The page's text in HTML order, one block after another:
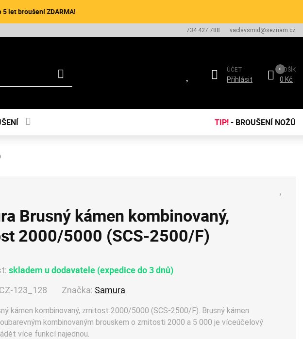
let broušení ZDARMA!
734 427 788 vaclavsmid@seznam.cz
ÚČET
Přihlásit
KOŠÍK
0 Kč
TIP!- BROUŠENÍ NOŽŮ
Brusný kámen kombinovaný,
2000/5000 (SCS-2500/F)
skladem u dodavatele (expedice do 3 dnů)
123_128 Značka: Samura
kámen kombinovaný, zrnitost 2000/5000 (SCS-2500/F). Brusný kámen
kombinovaným brouskem o zrnitosti 2000 a 5 000 je víceúčelový
více funkcí najednou.